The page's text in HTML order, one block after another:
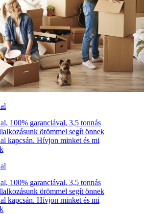
100% garanciával, 3,5 tonnás
örömmel segít önnek
kapcsán. Hívjon minket és mi
100% garanciával, 3,5 tonnás
örömmel segít önnek
kapcsán. Hívjon minket és mi